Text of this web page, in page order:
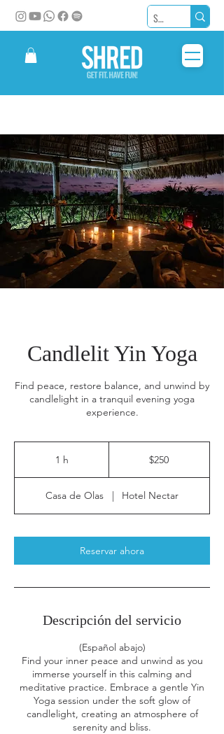
Candlelit Yin Yoga
Find peace, restore balance, and unwind by
candlelight in a tranquil evening yoga
experience.
1 h $250
Casa de Olas | Hotel Nectar
Reservar ahora
Descripción del servicio
(Español abajo)
Find your inner peace and unwind as you
immerse yourself in this calming and
meditative practice. Embrace a gentle Yin
Yoga session under the soft glow of
candlelight, creating an atmosphere of
serenity and bliss.